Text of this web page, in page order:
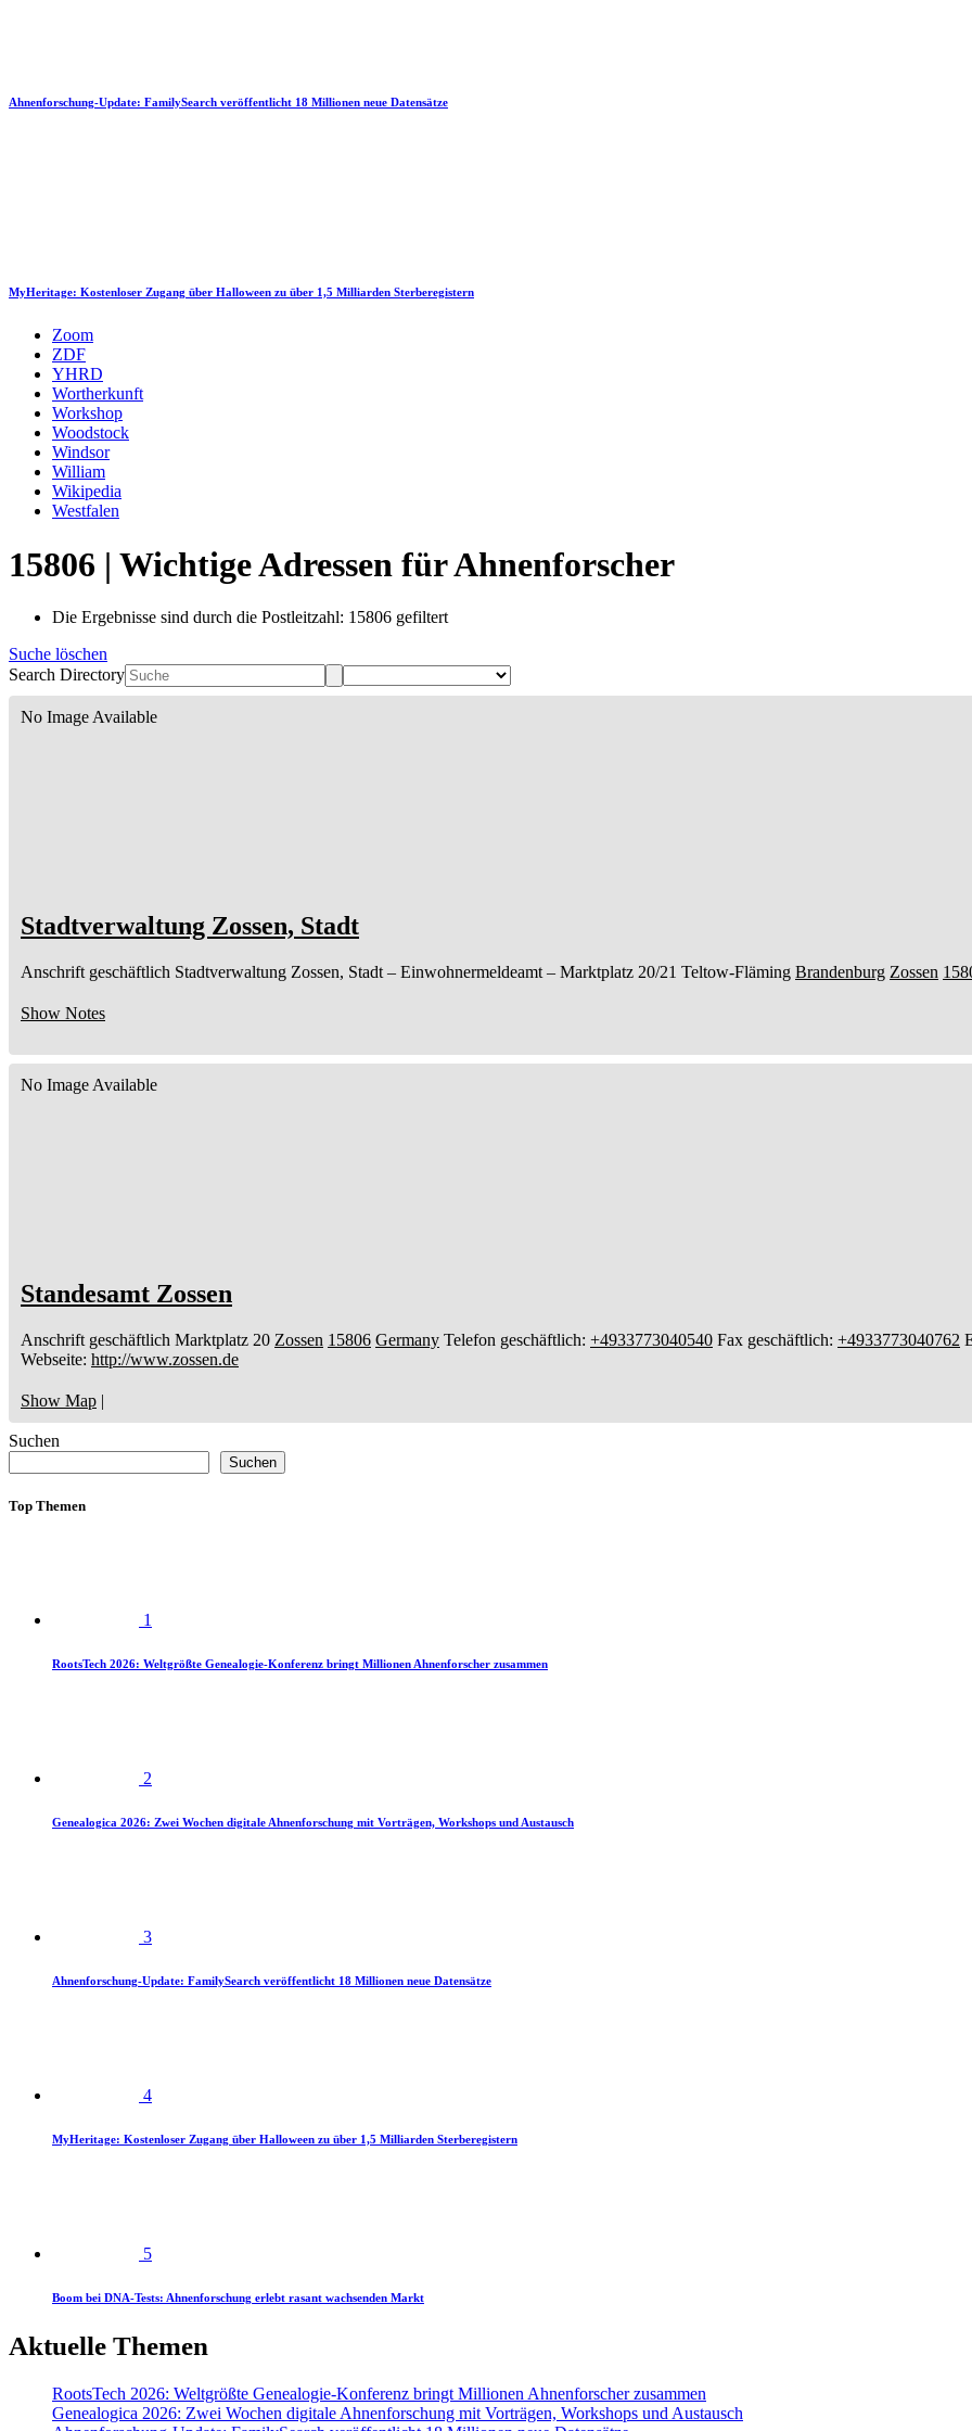
Ahnenforschung-Update: FamilySearch veröffentlicht 18 Millionen neue Datensätze
MyHeritage: Kostenloser Zugang über Halloween zu über 1,5 Milliarden Sterberegistern
Zoom
ZDF
YHRD
Wortherkunft
Workshop
Woodstock
Windsor
William
Wikipedia
Westfalen
15806 | Wichtige Adressen für Ahnenforscher
Die Ergebnisse sind durch die Postleitzahl: 15806 gefiltert
Suche löschen
Search Directory
No Image Available
Stadtverwaltung Zossen, Stadt
Anschrift geschäftlich Stadtverwaltung Zossen, Stadt – Einwohnermeldeamt – Marktplatz 20/21 Teltow-Fläming Brandenburg Zossen
Show Notes
No Image Available
Standesamt Zossen
Anschrift geschäftlich Marktplatz 20 Zossen 15806 Germany Telefon geschäftlich: +4933773040540 Fax geschäftlich: +4933773040762
Webseite: http://www.zossen.de
Show Map |
Suchen
Suchen
Top Themen
1
RootsTech 2026: Weltgrößte Genealogie-Konferenz bringt Millionen Ahnenforscher zusammen
2
Genealogica 2026: Zwei Wochen digitale Ahnenforschung mit Vorträgen, Workshops und Austausch
3
Ahnenforschung-Update: FamilySearch veröffentlicht 18 Millionen neue Datensätze
4
MyHeritage: Kostenloser Zugang über Halloween zu über 1,5 Milliarden Sterberegistern
5
Boom bei DNA-Tests: Ahnenforschung erlebt rasant wachsenden Markt
Aktuelle Themen
RootsTech 2026: Weltgrößte Genealogie-Konferenz bringt Millionen Ahnenforscher zusammen
Genealogica 2026: Zwei Wochen digitale Ahnenforschung mit Vorträgen, Workshops und Austausch